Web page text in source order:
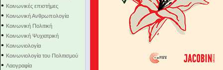
• Κοινωνικές επιστήμες
• Κοινωνική Ανθρωπολογία
• Κοινωνική Πολιτική
• Κοινωνική Ψυχιατρική
• Κοινωνιολογία
• Κοινωνιολογία του Πολιτισμού
• Λαογραφία